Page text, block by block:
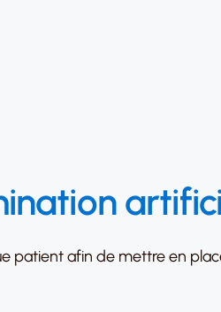
patient afin de mettre en